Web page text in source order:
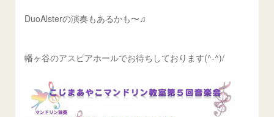
DuoAlsterの演奏もあるかも〜♫
幡ヶ谷のアスピアホールでお待ちしております(^-^)/